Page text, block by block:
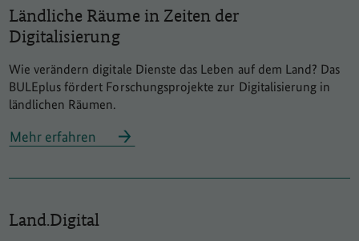
Ländliche Räume in Zeiten der
Digitalisierung
Wie verändern digitale Dienste das Leben auf dem Land? Das
BULEplus fördert Forschungsprojekte zur Digitalisierung in
ländlichen Räumen.
Mehr erfahren
Land.Digital